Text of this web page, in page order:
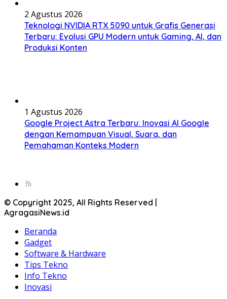
2 Agustus 2026
Teknologi NVIDIA RTX 5090 untuk Grafis Generasi
Terbaru: Evolusi GPU Modern untuk Gaming, AI, dan
Produksi Konten
1 Agustus 2026
Google Project Astra Terbaru: Inovasi AI Google
dengan Kemampuan Visual, Suara, dan
Pemahaman Konteks Modern
© Copyright 2025, All Rights Reserved |
AgragasiNews.id
Beranda
Gadget
Software & Hardware
Tips Tekno
Info Tekno
Inovasi